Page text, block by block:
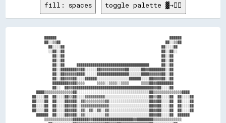
fill: spaces toggle palette ▓→✊🏽
      ██████                                                        ██████
      ██░░▒▒██                                                    ██░░▒▒██
        ██░░░░██                                                ██░░░░██
        ░░██░░██                                                ██░░██░░
          ██░░██                                                ██░░██
          ██░░██                                                ██░░██
          ██░░██      ████████████████████████████████████      ██░░██
          ██░░████████▓▓██░░░░░░██▓▓▓▓▓▓▓▓▓▓▓▓██░░░░░░██▓▓████████░░██
          ██░░██▓▓▓▓▓▓████░░░░░░████████████████░░░░░░████▓▓▓▓▓▓██░░██
          ██░░██▓▓▓▓██░░░░██████░░░░░░░░░░░░░░░░██████░░░░██▓▓▓▓██░░██
          ████████▓▓██▒▒▒▒      ▒▒▒▒░░▒▒▒▒░░▒▒▒▒      ▒▒▒▒██▓▓████████
          ██░░  ██▓▓████████████████████████████████████████▓▓██░░░░██
  ████▒▒▒▒▒▒▒▒▒▒▒▒▒▒██░░░░░░░░░░░░░░░░░░░░░░░░░░░░░░░░░░░░██▒▒▒▒▒▒▒▒▒▒▒▒▒▒████
██░░░░██  ██░░░░██▒▒██░░░░▓▓▓▓▓▓▓▓▓▓░░░░░░░░░░░░░░░░░░░░░░██▒▒██░░░░██  ██░░░░██
██░░░░██  ██░░░░██▓▓██░░▓▓▒▒▒▒▒▒▒▒▒▒▓▓░░░░░░░░░░░░░░░░░░░░██▓▓██░░░░██  ██░░░░██
██░░░░██  ██░░░░██▓▓██░░▓▓▓▓▓▓▓▓▓▓▓▓▓▓░░░░░░░░░░░░░░░░░░░░██▓▓██░░░░██  ██░░░░██
██░░░░██  ██░░░░██▓▓██░░▓▓░░▓▓░░▓▓░░▓▓░░░░░░░░░░░░░░░░░░░░██▓▓██░░░░██  ██░░░░██
  ██████  ██░░░░██▓▓██░░▓▓░░░░░░░░░░▓▓░░░░░░░░░░░░░░░░░░░░██▓▓██░░░░██  ██████
      ▒▒▒▒▒▒▒▒▒▒▒▒▒▒████████▓▓████████████████████▓▓████████▒▒▒▒▒▒▒▒▒▒▒▒▒▒